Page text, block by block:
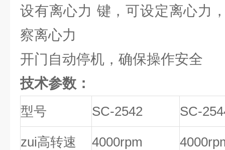
设有离心力 键，可设定离心力
察离心力
开门自动停机，确保操作安全
技术参数：
型号 SC-2542 SC-
zui高转速 4000rpm